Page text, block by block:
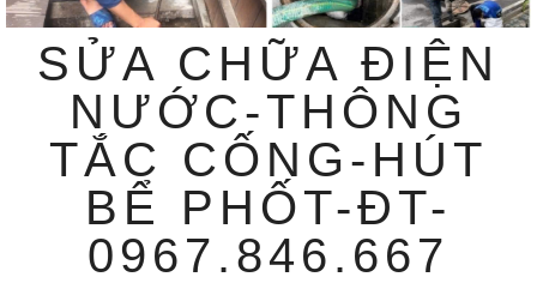
SỬA CHỮA ĐIỆN
NƯỚC-THÔNG
TẮC CỐNG-HÚT
BỂ PHỐT-ĐT-
0967.846.667